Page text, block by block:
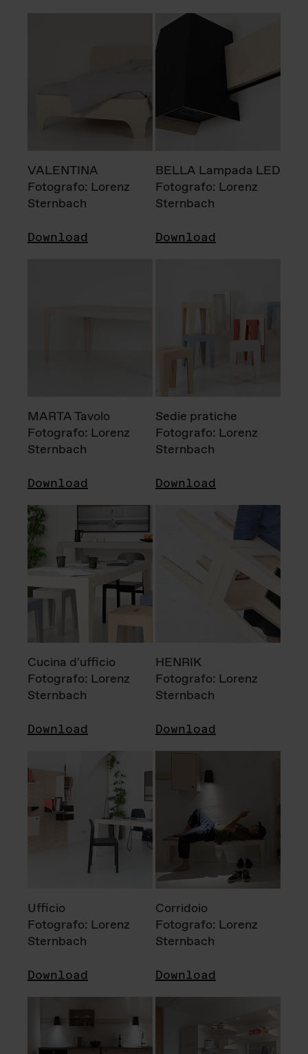
VALENTINA
Fotografo: Lorenz
Sternbach
Download
BELLA Lampada LED
Fotografo: Lorenz
Sternbach
Download
MARTA Tavolo
Fotografo: Lorenz
Sternbach
Download
Sedie pratiche
Fotografo: Lorenz
Sternbach
Download
Cucina d'ufficio
Fotografo: Lorenz
Sternbach
Download
HENRIK
Fotografo: Lorenz
Sternbach
Download
Ufficio
Fotografo: Lorenz
Sternbach
Download
Corridoio
Fotografo: Lorenz
Sternbach
Download